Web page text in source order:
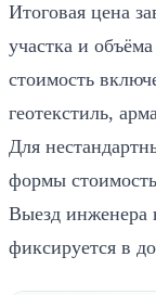
Итоговая цена
участка и
стоимость
геотекстиль,
Для
формы
Выезд инженера
фиксируется в